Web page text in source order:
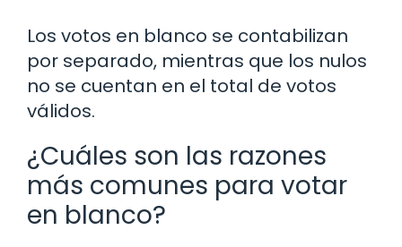
Los votos en blanco se contabilizan
por separado, mientras que los nulos
no se cuentan en el total de votos
válidos.
¿Cuáles son las razones
más comunes para votar
en blanco?